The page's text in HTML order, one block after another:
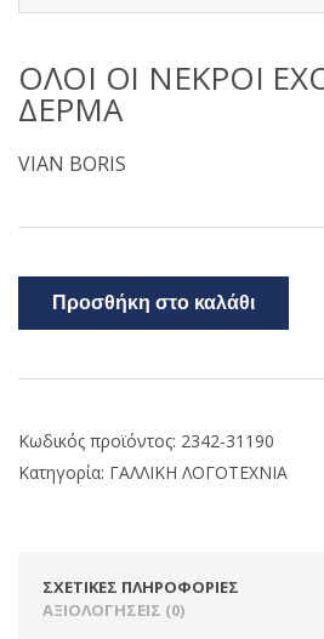
ΟΛΟΙ ΟΙ ΝΕΚΡΟΙ
ΔΕΡΜΑ
VIAN BORIS
Προσθήκη στο καλάθι
Κωδικός προϊόντος: 2342-31190
Κατηγορία: ΓΑΛΛΙΚΗ ΛΟΓΟΤΕΧΝΙΑ
ΣΧΕΤΙΚΈΣ ΠΛΗΡΟΦΟΡΊΕΣ
ΑΞΙΟΛΟΓΉΣΕΙΣ (0)